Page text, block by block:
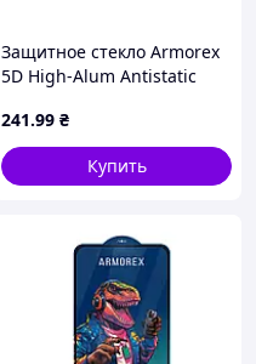
Защитное стекло Armorex
5D High-Alum Antistatic
A54 Black D10-2026
241.99 ₴
Купить